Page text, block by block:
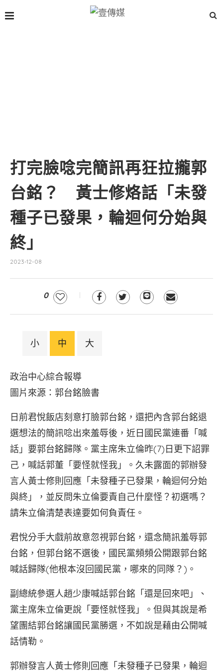
打完臉唸完簡訊再狂拉攏郭
台銘？ 黃士修烙話「未發
種子已發果，輪迴何分始與
終」
2023-12-08
0
小 中 大
政治中心綜合報導
圖片來源：郭台銘臉書
日前君悅飯店刻意打臉郭台銘，還把內含郭台銘退
選想法的簡訊唸出來羞辱後，近日國民黨連番「喊
話」要郭台銘歸隊。黨主席朱立倫昨(7)日更下詔罪
己，喊話郭董「要怪就怪我」。久未露面的郭辦發
言人黃士修則回應「未發種子已發果，輪迴何分始
與終」，並反問朱立倫要責自己什麼怪？初選嗎？
請朱立倫清楚表達要如何負責任。
君悅分手大戲前故意忽視郭台銘，還念簡訊羞辱郭
台銘，但郭台銘不選後，國民黨頻頻公開跟郭台銘
喊話歸隊(他根本沒回國民黨，哪來的同隊？)。
副總統參選人趙少康喊話郭台銘「還是回來吧」、
黨主席朱立倫更說「要怪就怪我」。但與其說是希
望團結郭台銘讓國民黨勝選，不如說是藉由公開喊
話情勒。
郭辦發言人黃士修則回應「未發種子已發果，輪迴